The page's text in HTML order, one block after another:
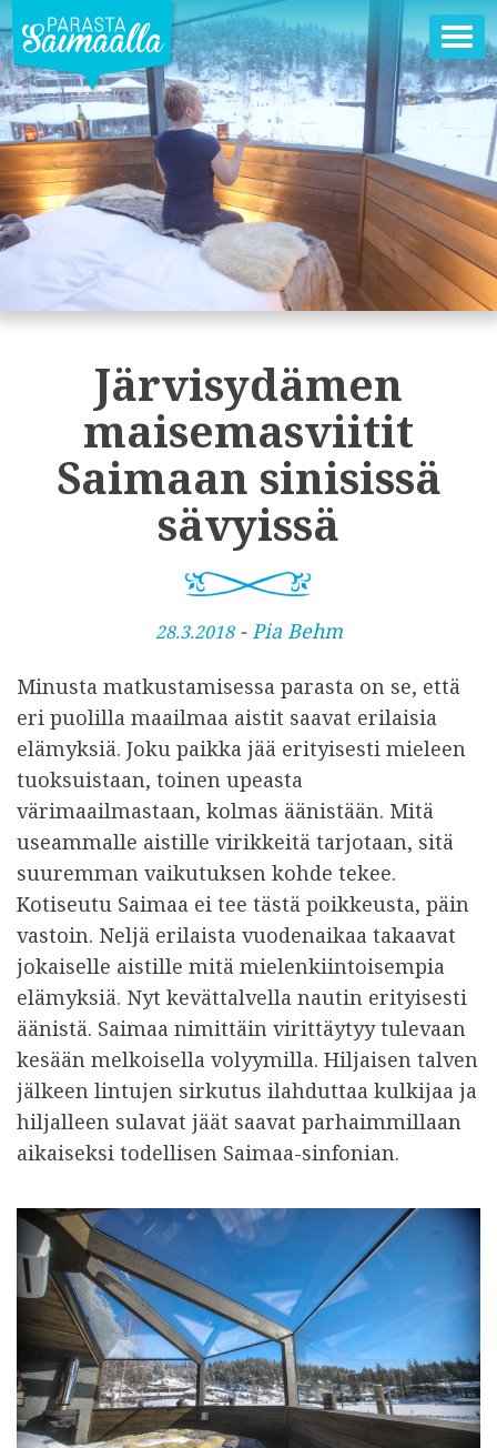
Järvisydämen
maisemasviitit
Saimaan sinisissä
sävyissä
J
l
k
a
i
s
t
u
28.3.2018-Pia Behm
Minusta matkustamisessa parasta on se, että
eri puolilla maailmaa aistit saavat erilaisia
elämyksiä. Joku paikka jää erityisesti mieleen
tuoksuistaan, toinen upeasta
värimaailmastaan, kolmas äänistään. Mitä
useammalle aistille virikkeitä tarjotaan, sitä
suuremman vaikutuksen kohde tekee.
Kotiseutu Saimaa ei tee tästä poikkeusta, päin
vastoin. Neljä erilaista vuodenaikaa takaavat
jokaiselle aistille mitä mielenkiintoisempia
elämyksiä. Nyt kevättalvella nautin erityisesti
äänistä. Saimaa nimittäin virittäytyy tulevaan
kesään melkoisella volyymilla. Hiljaisen talven
jälkeen lintujen sirkutus ilahduttaa kulkijaa ja
hiljalleen sulavat jäät saavat parhaimmillaan
aikaiseksi todellisen Saimaa-sinfonian.